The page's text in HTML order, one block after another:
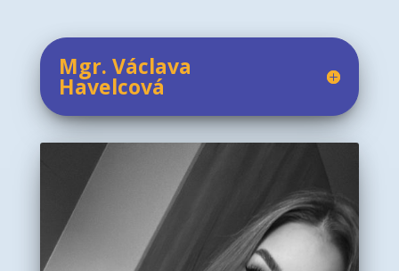
Mgr. Václava
Havelcová